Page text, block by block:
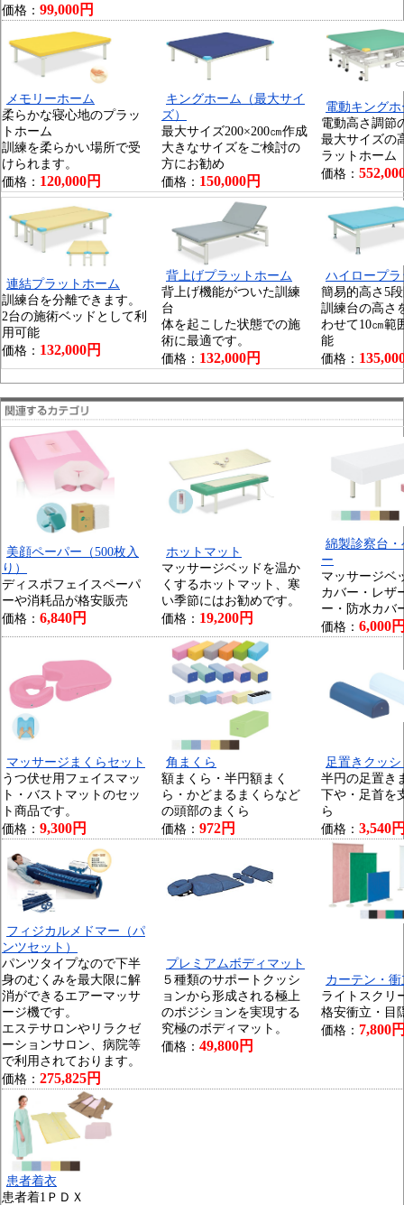
価格： 99,000円
メモリーホーム
柔らかな寝心地のプラッ
トホーム
訓練を柔らかい場所で受
けられます。
価格： 120,000円
キングホーム（最大サイ
ズ）
最大サイズ200×200㎝作成
大きなサイズをご検討の
方にお勧め
価格： 150,000円
電動キングホ
電動高さ調節
最大サイズの
ラットホーム
価格：
連結プラットホーム
訓練台を分離できます。
2台の施術ベッドとして利
用可能
価格： 132,000円
背上げプラットホーム
背上げ機能がついた訓練
台
体を起こした状態での施
術に最適です。
価格： 132,000円
ハイロープ
簡易的高さ5
訓練台の高さ
わせて10㎝範
能
価格：
美顔ペーパー（500枚入
り）
ディスポフェイスペーパ
ーや消耗品が格安販売
価格： 6,840円
ホットマット
マッサージベッドを温か
くするホットマット、寒
い季節にはお勧めです。
価格： 19,200円
綿製診察台
ー
マッサージベ
カバー・レザ
ー・防水カバ
価格： 6,000
マッサージまくらセット
うつ伏せ用フェイスマッ
ト・バストマットのセッ
ト商品です。
価格： 9,300円
角まくら
額まくら・半円額まく
ら・かどまるまくらなど
の頭部のまくら
価格： 972円
足置きクッ
半円の足置き
下や・足首を
ら
価格： 3,540
フィジカルメドマー（パ
ンツセット）
パンツタイプなので下半
身のむくみを最大限に解
消ができるエアーマッサ
ージ機です。
エステサロンやリラクゼ
ーションサロン、病院等
で利用されております。
価格： 275,825円
プレミアムボディマット
５種類のサポートクッシ
ョンから形成される極上
のポジションを実現する
究極のボディマット。
価格： 49,800円
カーテン・衝
ライトスクリ
格安衝立・目
価格： 7,800
患者着衣
患者着1ＰＤＸ